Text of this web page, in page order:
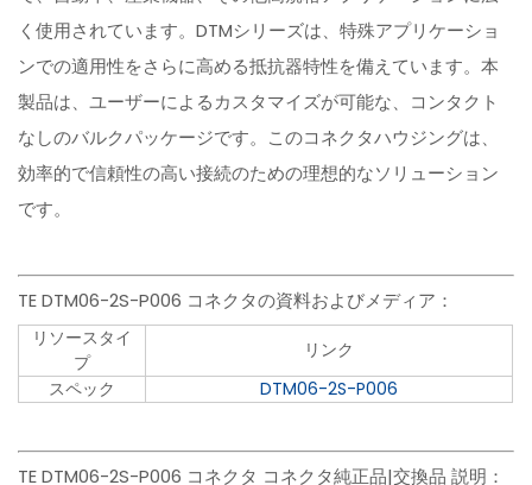
く使用されています。DTMシリーズは、特殊アプリケーショ
ンでの適用性をさらに高める抵抗器特性を備えています。本
製品は、ユーザーによるカスタマイズが可能な、コンタクト
なしのバルクパッケージです。このコネクタハウジングは、
効率的で信頼性の高い接続のための理想的なソリューション
です。
TE DTM06-2S-P006 コネクタの資料およびメディア：
リソースタイ
プ
リンク
スペック
DTM06-2S-P006
TE DTM06-2S-P006 コネクタ コネクタ純正品|交換品 説明：